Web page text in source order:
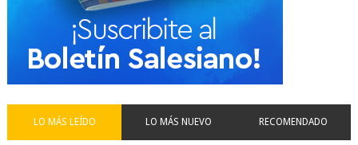
LO MÁS LEÍDO LO MÁS NUEVO RECOMENDADO